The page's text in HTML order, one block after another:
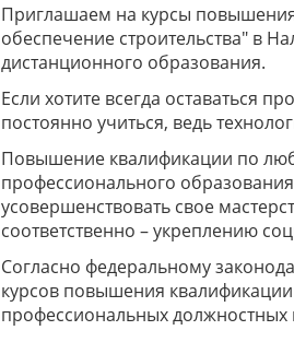
Приглашаем на курсы
обеспечение строительства" в
дистанционного образования.
Если хотите всегда оставаться
постоянно учиться, ведь
Повышение квалификации по
профессионального
усовершенствовать свое
соответственно – укреплению
Согласно федеральному
курсов повышения
профессиональных